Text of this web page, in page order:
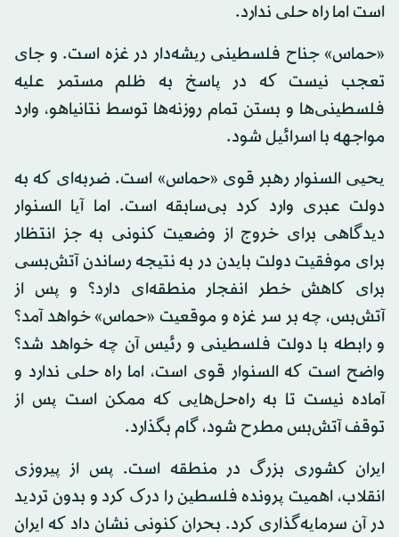
است اما راه حلی ندارد.
«حماس» جناح فلسطینی ریشه‌دار در غزه است. و جای
تعجب نیست که در پاسخ به ظلم مستمر علیه
فلسطینی‌ها و بستن تمام روزنه‌ها توسط نتانیاهو، وارد
مواجهه با اسرائیل شود.
یحیی السنوار رهبر قوی «حماس» است. ضربه‌ای که به
دولت عبری وارد کرد بی‌سابقه است. اما آیا السنوار
دیدگاهی برای خروج از وضعیت کنونی به جز انتظار
برای موفقیت دولت بایدن در به نتیجه رساندن آتش‌بسی
برای کاهش خطر انفجار منطقه‌ای دارد؟ و پس از
آتش‌بس، چه بر سر غزه و موقعیت «حماس» خواهد آمد؟
و رابطه با دولت فلسطینی و رئیس آن چه خواهد شد؟
واضح است که السنوار قوی است، اما راه حلی ندارد و
آماده نیست تا به راه‌حل‌هایی که ممکن است پس از
توقف آتش‌بس مطرح شود، گام بگذارد.
ایران کشوری بزرگ در منطقه است. پس از پیروزی
انقلاب، اهمیت پرونده فلسطین را درک کرد و بدون تردید
در آن سرمایه‌گذاری کرد. بحران کنونی نشان داد که ایران